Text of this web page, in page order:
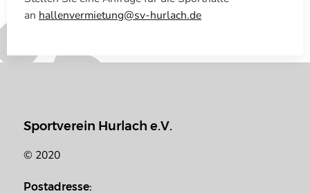
an hallenvermietung@sv-hurlach.de
Sportverein Hurlach e.V.
© 2020
Postadresse: